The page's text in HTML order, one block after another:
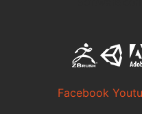
Facebook